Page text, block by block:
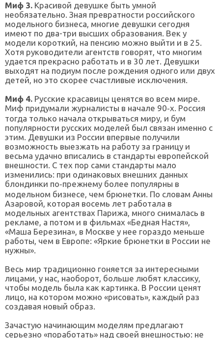
Миф 3. Красивой девушке быть умной
необязательно. Зная превратности российского
модельного бизнеса, многие девушки сегодня
имеют по два-три высших образования. Век у
модели короткий, на пенсию можно выйти и в 25.
Хотя руководители агентств говорят, что многим
удается прекрасно работать и в 30 лет. Девушки
выходят на подиум после рождения одного или двух
детей, но это скорее счастливые исключения.
Миф 4. Русские красавицы ценятся во всем мире.
Миф придумали журналисты в начале 90‑х. Россия
тогда только начала открываться миру, и бум
популярности русских моделей был связан именно с
этим. Девушки из России впервые получили
возможность выезжать на работу за границу и
весьма удачно вписались в стандарты европейской
внешности. С тех пор сами стандарты мало
изменились: при одинаковых внешних данных
блондинки по‑прежнему более популярны в
модельном бизнесе, чем брюнетки. По словам Анны
Азаровой, которая восемь лет работала в
модельных агентствах Парижа, много снималась в
рекламе, а потом и в фильмах «Бедная Настя»,
«Маша Березина», в Москве у нее гораздо меньше
работы, чем в Европе: «Яркие брюнетки в России не
нужны».
Весь мир традиционно гоняется за интересными
лицами, у нас, наоборот, больше любят классику,
чтобы модель была как картинка. В России ценят
лицо, на котором можно «рисовать», каждый раз
создавая новый образ.
Зачастую начинающим моделям предлагают
серьезно «поработать» над своей внешностью: не